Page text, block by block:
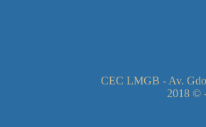
CEC LMGB - Av.
2018 ©